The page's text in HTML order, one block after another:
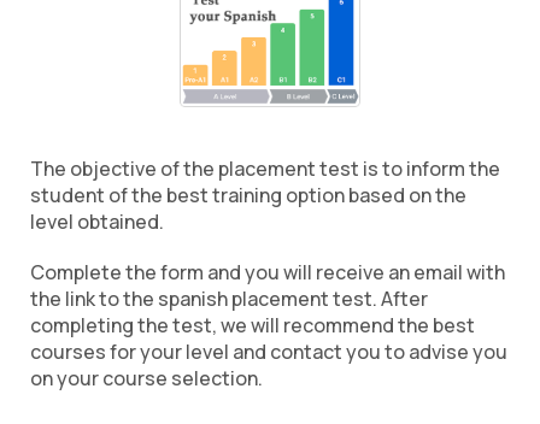
The objective of the placement test is to inform the
student of the best training option based on the
level obtained.
Complete the form and you will receive an email with
the link to the spanish placement test. After
completing the test, we will recommend the best
courses for your level and contact you to advise you
on your course selection.